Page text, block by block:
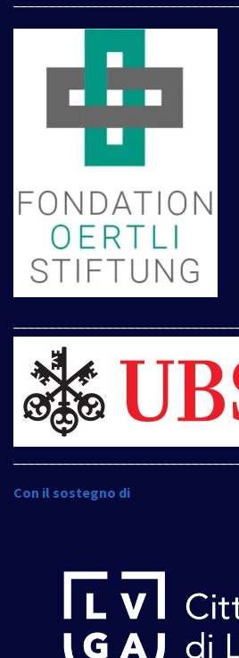
Con il sostegno di